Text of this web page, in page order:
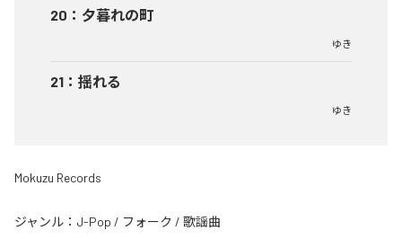
20 ： 夕暮れの町
ゆき
21 ： 揺れる
ゆき
Mokuzu Records
ジャンル： J-Pop / フォーク / 歌謡曲